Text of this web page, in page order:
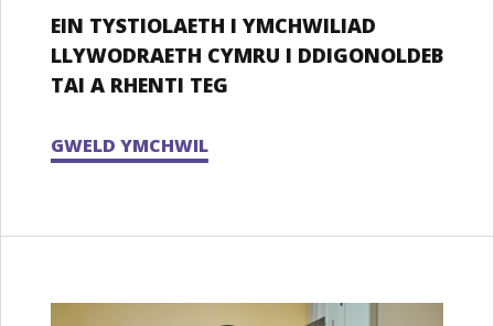
EIN TYSTIOLAETH I YMCHWILIAD
LLYWODRAETH CYMRU I DDIGONOLDEB
TAI A RHENTI TEG
GWELD YMCHWIL